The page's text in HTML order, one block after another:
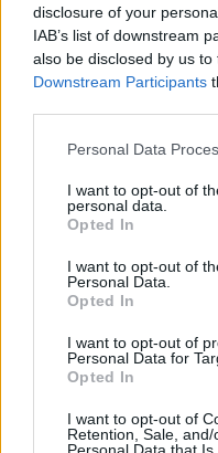
disclosure of your
IAB’s list of downstream
also be disclosed by us
Downstream Participants
Please note that this
not limited to your visit or
grant or deny consent to
use your data for below
consent section.
Personal Data
I want to opt-out of
personal data.
Opted In
I want to opt-out of
Personal Data.
Opted In
I want to opt-out of
Personal Data for
Opted In
I want to opt-out of
Retention, Sale,
Ajánlott
Akárki a